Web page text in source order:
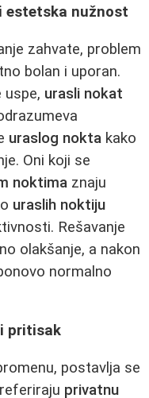
estetska nužnost
zahvate, problem
bolan i uporan.
uspe, urasli nokat
uraslog nokta kako
Oni koji se
noktima znaju
uraslih noktiju
Rešavanje
olakšanje, a nakon
normalno
pritisak
postavlja se
privatnu